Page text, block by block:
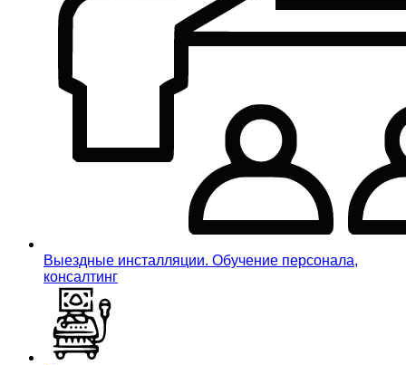
Выездные инсталляции. Обучение персонала,
консалтинг